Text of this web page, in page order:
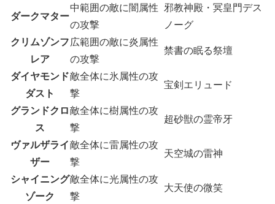
ダークマター
中範囲の敵に闇属性
の攻撃
邪教神殿・冥皇門デス
ノーグ
クリムゾンフ
レア
広範囲の敵に炎属性
の攻撃
禁書の眠る祭壇
ダイヤモンド
ダスト
敵全体に氷属性の攻
撃
宝剣エリュード
グランドクロ
ス
敵全体に樹属性の攻
撃
超砂獣の霊帝牙
ヴァルザライ
ザー
敵全体に雷属性の攻
撃
天空城の雷神
シャイニング
ゾーク
敵全体に光属性の攻
撃
大天使の微笑